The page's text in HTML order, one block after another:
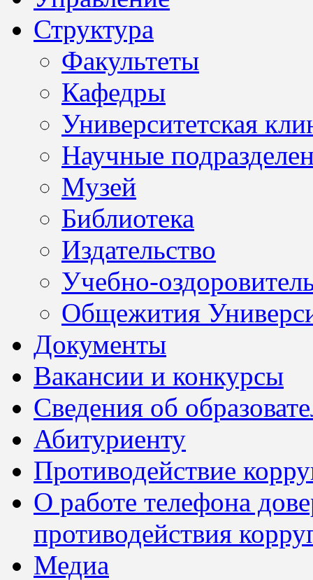
Структура
Факультеты
Кафедры
Университетская
Научные
Музей
Библиотека
Издательство
Учебно-
Общежития
Документы
Вакансии и конкурсы
Сведения об
Абитуриенту
Противодействие
О работе телефона
противодействия
Медиа